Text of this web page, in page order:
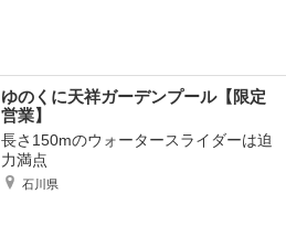
ゆのくに天祥ガーデンプール【限定
営業】
長さ150mのウォータースライダーは迫
力満点
石川県